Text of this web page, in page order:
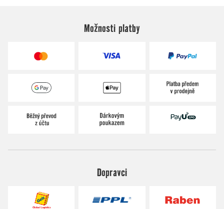
Možnosti platby
Dopravci